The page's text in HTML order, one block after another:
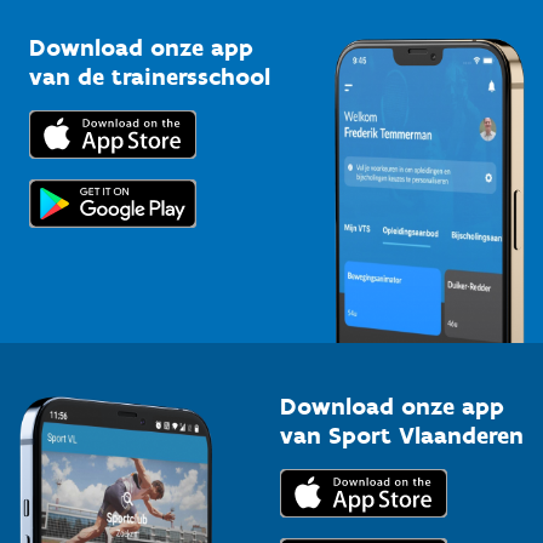
Bedrijven
Trainers en begeleiders
Topsporters
Kennisplatform
Downloads
Voor de pers
Download onze app
van de trainersschool
Download onze app
van Sport Vlaanderen